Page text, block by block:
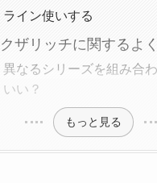
ライン使いする
ザリッチに関するよ
異なるシリーズを組み合
いい？
もっと見る